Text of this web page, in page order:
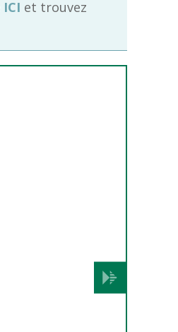
ICI et trouvez
Suivant